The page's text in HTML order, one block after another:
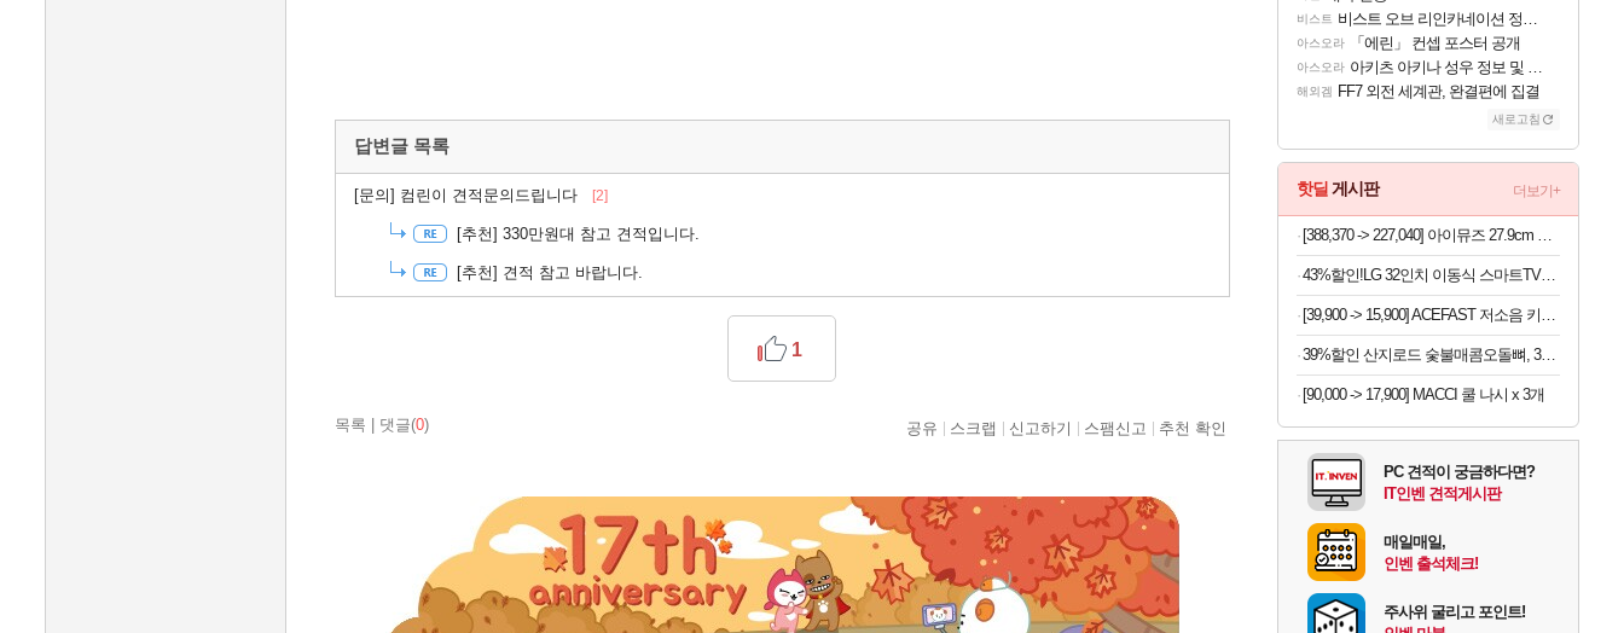
답변글 목록
[문의] 컴린이 견적문의드립니다 [2]
[추천] 330만원대 참고 견적입니다.
[추천] 견적 참고 바랍니다.
목록 댓글(0)
1
공유 스크랩 신고하기 스팸신고 추천 확인
비스트 비스트 오브 리인카네이션 정보/공략글 모음
아스오라 「에린」 컨셉 포스터 공개
아스오라 아키츠 아키나 성우 정보 및 주요 필모
해외겜 FF7 외전 세계관, 완결편에 집결
새로고침
핫딜 게시판 더보기+
[388,370 -> 227,040] 아이뮤즈 27.9cm K11 태블릿
43%할인!LG 32인치 이동식 스마트TV모니터 스탠드 세트 삼탠바이미 스탠바이미
[39,900 -> 15,900] ACEFAST 저소음 키보드 텐키리스 87키
39%할인 산지로드 숯불매콤오돌뼈, 300g, 4팩
[90,000 -> 17,900] MACCI 쿨 나시 x 3개
PC 견적이 궁금하다면?
IT인벤 견적게시판
매일매일,
인벤 출석체크!
주사위 굴리고 포인트!